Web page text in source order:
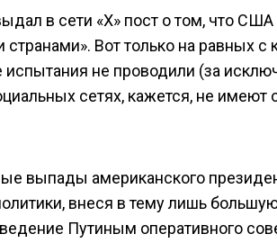
в сети «X» пост о том, что
Вот только на равных
не проводили (за
сетях, кажется, не имеют
выпады американского
внеся в тему лишь
Путиным оперативного